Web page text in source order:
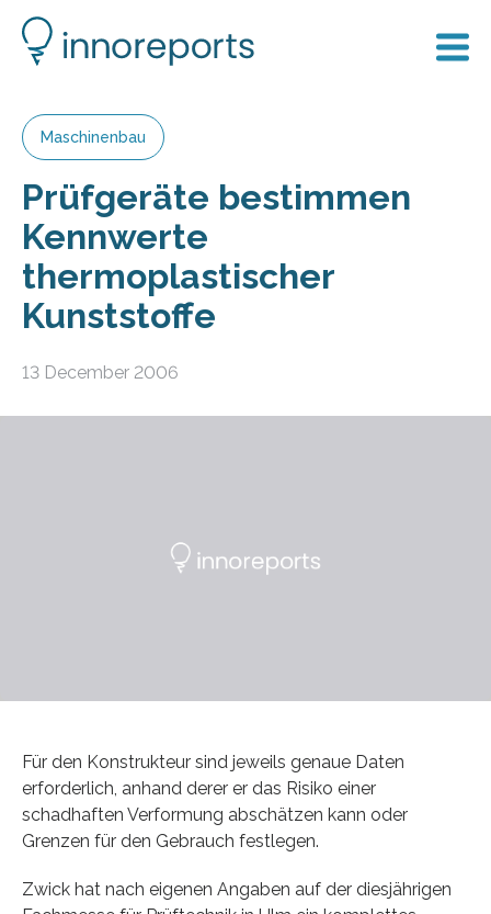
Maschinenbau
Prüfgeräte bestimmen
Kennwerte
thermoplastischer
Kunststoffe
13 December 2006
Für den Konstrukteur sind jeweils genaue Daten
erforderlich, anhand derer er das Risiko einer
schadhaften Verformung abschätzen kann oder
Grenzen für den Gebrauch festlegen.
Zwick hat nach eigenen Angaben auf der diesjährigen